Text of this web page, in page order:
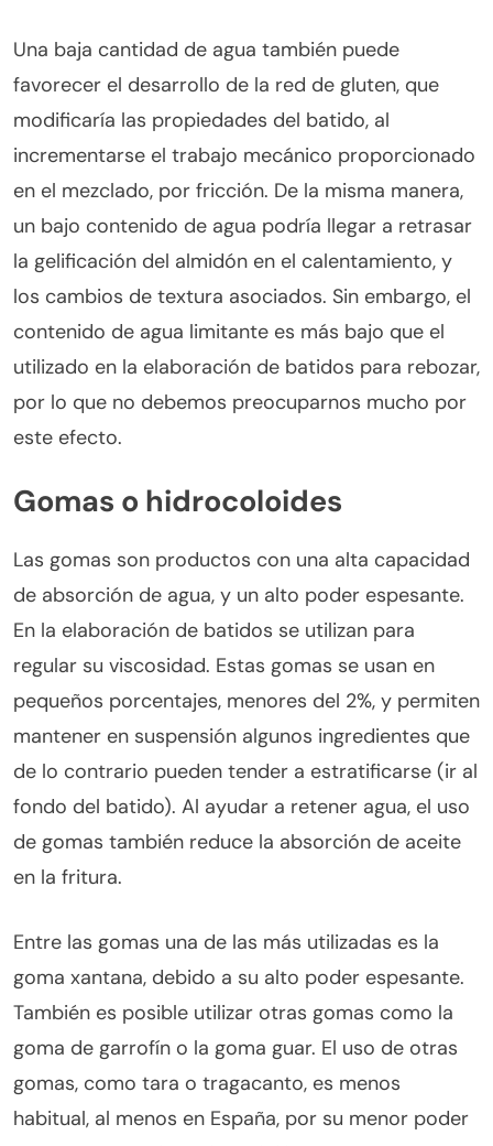
Una baja cantidad de agua también puede
favorecer el desarrollo de la red de gluten, que
modificaría las propiedades del batido, al
incrementarse el trabajo mecánico proporcionado
en el mezclado, por fricción. De la misma manera,
un bajo contenido de agua podría llegar a retrasar
la gelificación del almidón en el calentamiento, y
los cambios de textura asociados. Sin embargo, el
contenido de agua limitante es más bajo que el
utilizado en la elaboración de batidos para rebozar,
por lo que no debemos preocuparnos mucho por
este efecto.
Gomas o hidrocoloides
Las gomas son productos con una alta capacidad
de absorción de agua, y un alto poder espesante.
En la elaboración de batidos se utilizan para
regular su viscosidad. Estas gomas se usan en
pequeños porcentajes, menores del 2%, y permiten
mantener en suspensión algunos ingredientes que
de lo contrario pueden tender a estratificarse (ir al
fondo del batido). Al ayudar a retener agua, el uso
de gomas también reduce la absorción de aceite
en la fritura.
Entre las gomas una de las más utilizadas es la
goma xantana, debido a su alto poder espesante.
También es posible utilizar otras gomas como la
goma de garrofín o la goma guar. El uso de otras
gomas, como tara o tragacanto, es menos
habitual, al menos en España, por su menor poder